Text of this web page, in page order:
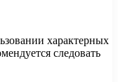
характерных
следовать